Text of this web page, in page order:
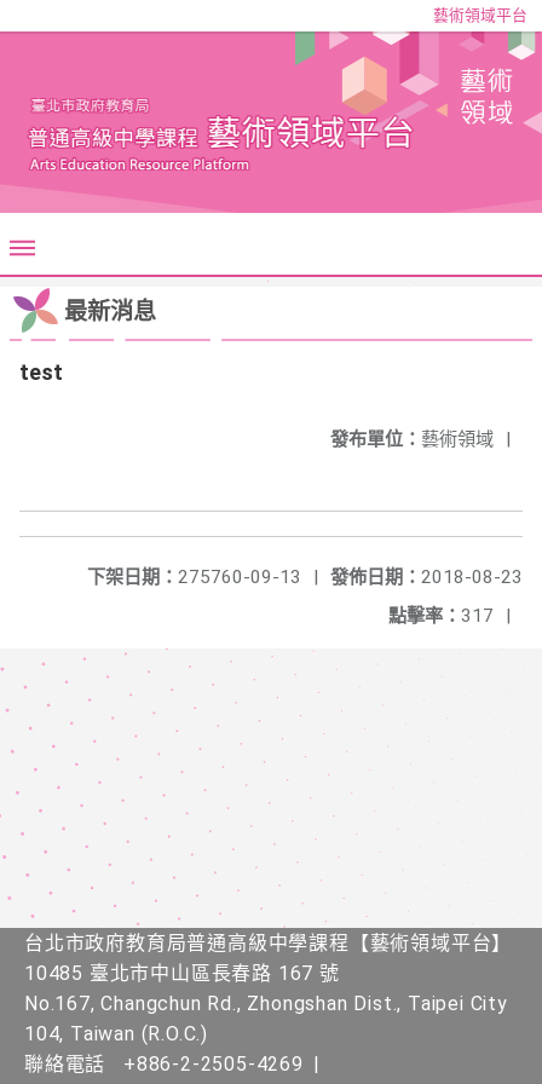
藝術領域平台
最新消息
test
發布單位： 藝術領域 |
發佈日期： 2018-08-23
下架日期： 275760-09-13
|
點擊率： 317 |
台北市政府教育局普通高級中學課程​【​藝術領域平台】
10485 臺北市中山區長春路 167 號
No.167, Changchun Rd., Zhongshan Dist., Taipei City
104, Taiwan (R.O.C.)
聯絡電話
+886-2-2505-4269 |